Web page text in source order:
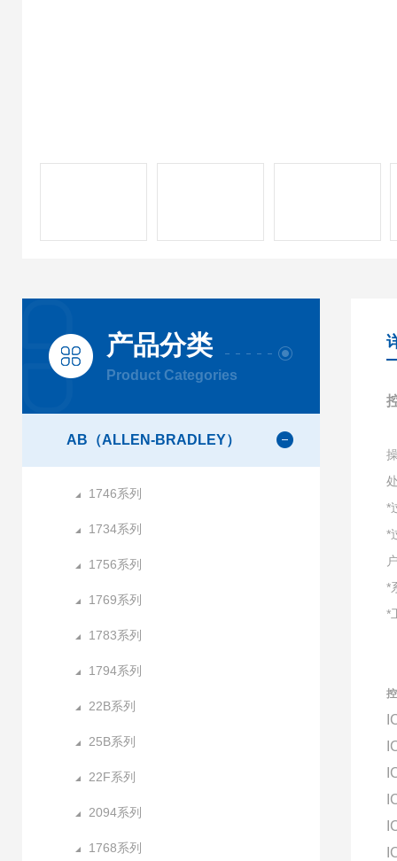
产品分类
Product Categories
AB（ALLEN-BRADLEY）
1746系列
1734系列
1756系列
1769系列
1783系列
1794系列
22B系列
25B系列
22F系列
2094系列
1768系列
*
*
*
*